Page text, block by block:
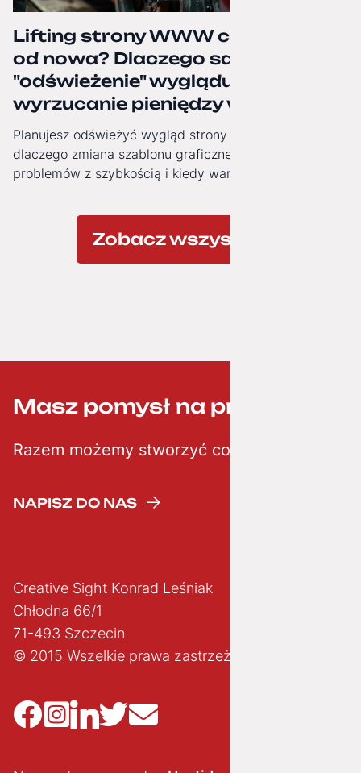
Lifting strony WWW czy budowa
od nowa? Dlaczego samo
"odświeżenie" wyglądu to często
wyrzucanie pieniędzy w błoto.
Planujesz odświeżyć wygląd strony firmowej? Zobacz,
dlaczego zmiana szablonu graficznego nie rozwiązuje
problemów z szybkością i kiedy warto zainwestować w
Zobacz wszystkie
Masz pomysł na projekt? ;-)
Razem możemy stworzyć coś kreatywnego
NAPISZ DO NAS
Creative Sight Konrad Leśniak
Chłodna 66/1
71-493 Szczecin
© 2015 Wszelkie prawa zastrzeżone